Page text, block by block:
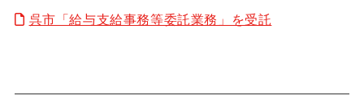
呉市「給与支給事務等委託業務」を受託